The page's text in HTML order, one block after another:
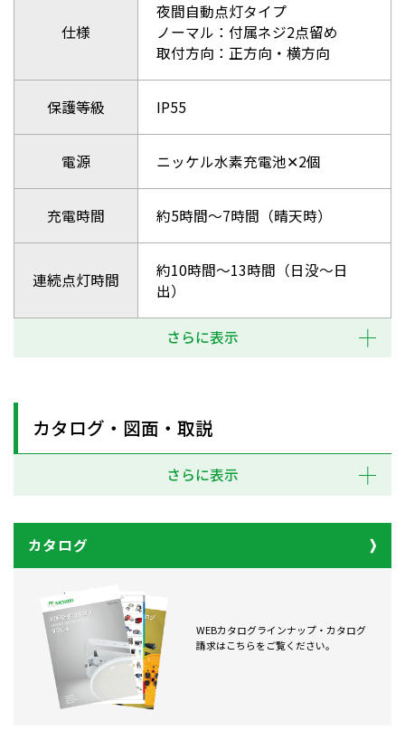
仕様
夜間自動点灯タイプ
ノーマル：付属ネジ2点留め
取付方向：正方向・横方向
保護等級 IP55
電源 ニッケル水素充電池✕2個
充電時間 約5時間～7時間（晴天時）
連続点灯時間
約10時間～13時間（日没～日
出）
さらに表示
カタログ・図面・取説
さらに表示
カタログ
WEBカタログラインナップ・カタログ
請求はこちらをご覧ください。